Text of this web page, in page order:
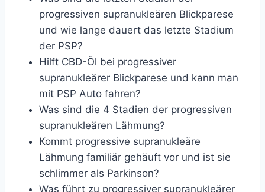
progressiven supranukleären Blickparese
und wie lange dauert das letzte Stadium
der PSP?
Hilft CBD-Öl bei progressiver
supranukleärer Blickparese und kann man
mit PSP Auto fahren?
Was sind die 4 Stadien der progressiven
supranukleären Lähmung?
Kommt progressive supranukleäre
Lähmung familiär gehäuft vor und ist sie
schlimmer als Parkinson?
Was führt zu progressiver supranukleärer